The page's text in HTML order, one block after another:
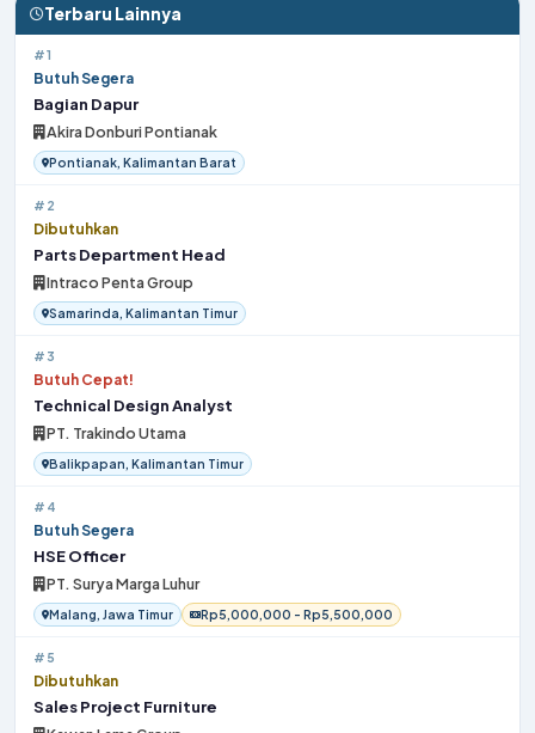
Terbaru Lainnya
#1
Butuh Segera
Bagian Dapur
Akira Donburi Pontianak
Pontianak, Kalimantan Barat
#2
Dibutuhkan
Parts Department Head
Intraco Penta Group
Samarinda, Kalimantan Timur
#3
Butuh Cepat!
Technical Design Analyst
PT. Trakindo Utama
Balikpapan, Kalimantan Timur
#4
Butuh Segera
HSE Officer
PT. Surya Marga Luhur
Malang, Jawa Timur Rp5,000,000 - Rp5,500,000
#5
Dibutuhkan
Sales Project Furniture